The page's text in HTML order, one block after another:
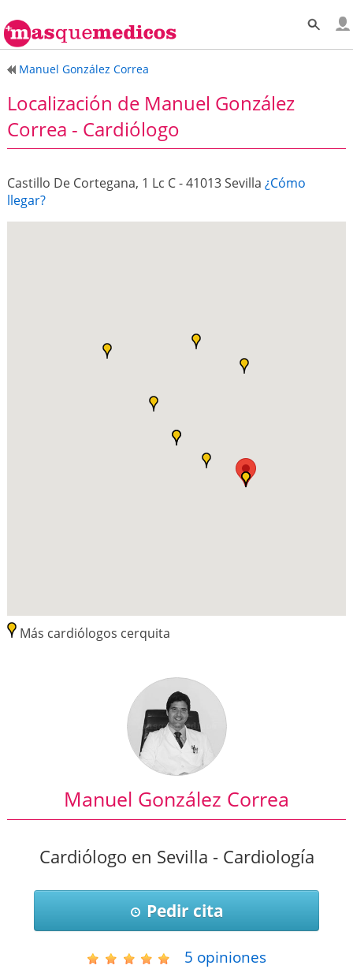
Manuel González Correa
Localización de Manuel González
Correa - Cardiólogo
Castillo De Cortegana, 1 Lc C - 41013 Sevilla ¿Cómo
llegar?
Más cardiólogos cerquita
Manuel González Correa
Cardiólogo en Sevilla - Cardiología
Pedir cita
5 opiniones